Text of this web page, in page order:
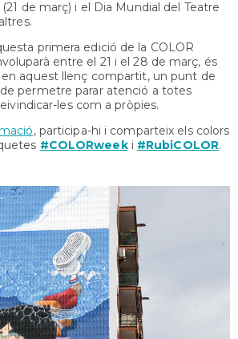
de març) i el Dia Mundial del Teatre
primera edició de la COLOR
entre el 21 i el 28 de març, és
en aquest llenç compartit, un punt de
permetre parar atenció a totes
les com a pròpies.
, participa-hi i comparteix els colors
#COLORweeki #RubiCOLOR.